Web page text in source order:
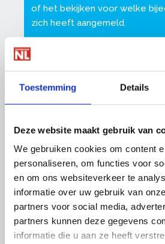
Toestemming Details
Deze website maakt gebruik van
We gebruiken cookies om content
personaliseren, om functies voor
en om ons websiteverkeer te
informatie over uw gebruik van
partners voor social media,
partners kunnen deze gegevens
informatie die u aan ze heeft
of het bekijken voor welke
zich heeft aangemeld.
Ook kunt u daar uw
Zorg dat uw gegevens altijd
Meest gestelde vragen
Heeft u problemen bij het
helpen u met antwoorden op